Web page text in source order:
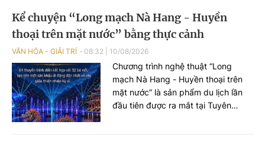
thở” của đương đại…
Kể chuyện “Long mạch Nà Hang - Huyền
thoại trên mặt nước” bằng thực cảnh
VĂN HÓA - GIẢI TRÍ 08:32 10/08/2026
Chương trình nghệ thuật “Long
mạch Nà Hang - Huyền thoại trên
mặt nước” là sản phẩm du lịch lần
đầu tiên được ra mắt tại Tuyên